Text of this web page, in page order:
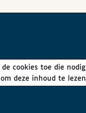
om deze inhoud te